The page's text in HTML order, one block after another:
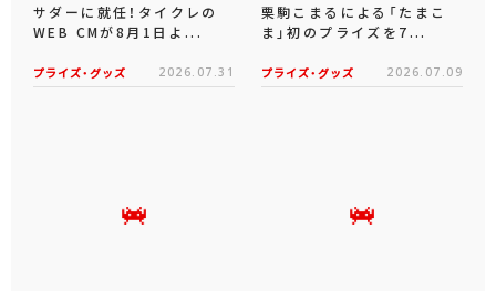
WEB CMが8月1日よ...
ま」初のプライズを7...